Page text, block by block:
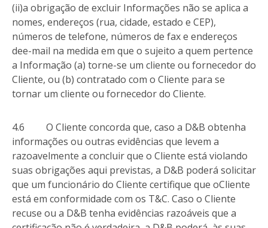
(ii)a obrigação de excluir Informações não se aplica a
nomes, endereços (rua, cidade, estado e CEP),
números de telefone, números de fax e endereços
dee-mail na medida em que o sujeito a quem pertence
a Informação (a) torne-se um cliente ou fornecedor do
Cliente, ou (b) contratado com o Cliente para se
tornar um cliente ou fornecedor do Cliente.
4.6 O Cliente concorda que, caso a D&B obtenha
informações ou outras evidências que levem a
razoavelmente a concluir que o Cliente está violando
suas obrigações aqui previstas, a D&B poderá solicitar
que um funcionário do Cliente certifique que oCliente
está em conformidade com os T&C. Caso o Cliente
recuse ou a D&B tenha evidências razoáveis que a